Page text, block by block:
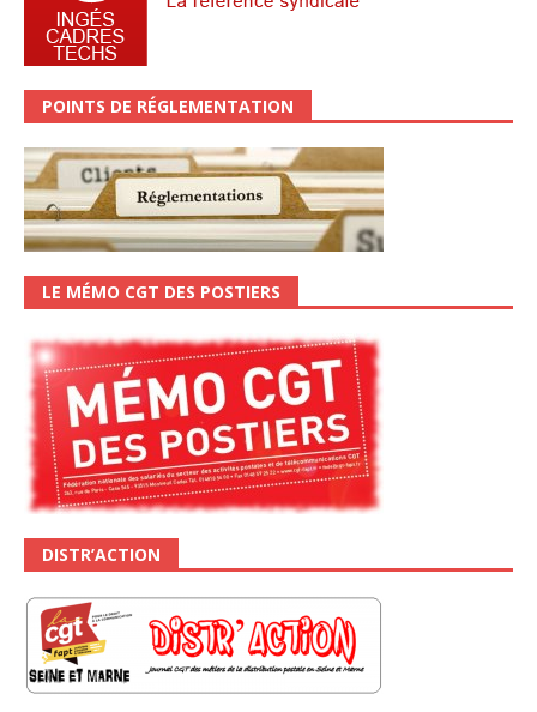
POINTS DE RÉGLEMENTATION
LE MÉMO CGT DES POSTIERS
DISTR’ACTION